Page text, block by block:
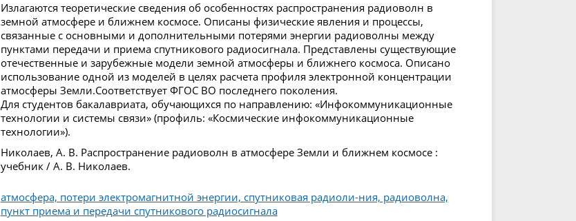
Излагаются теоретические сведения об особенностях распространения радиоволн в
земной атмосфере и ближнем космосе. Описаны физические явления и процессы,
связанные с основными и дополнительными потерями энергии радиоволны между
пунктами передачи и приема спутникового радиосигнала. Представлены существующие
отечественные и зарубежные модели земной атмосферы и ближнего космоса. Описано
использование одной из моделей в целях расчета профиля электронной концентрации
атмосферы Земли.Соответствует ФГОС ВО последнего поколения.
Для студентов бакалавриата, обучающихся по направлению: «Инфокоммуникационные
технологии и системы связи» (профиль: «Космические инфокоммуникационные
технологии»).
Николаев, А. В. Распространение радиоволн в атмосфере Земли и ближнем космосе :
учебник / А. В. Николаев.
атмосфера, потери электромагнитной энергии, спутниковая радиоли-ния, радиоволна,
пункт приема и передачи спутникового радиосигнала